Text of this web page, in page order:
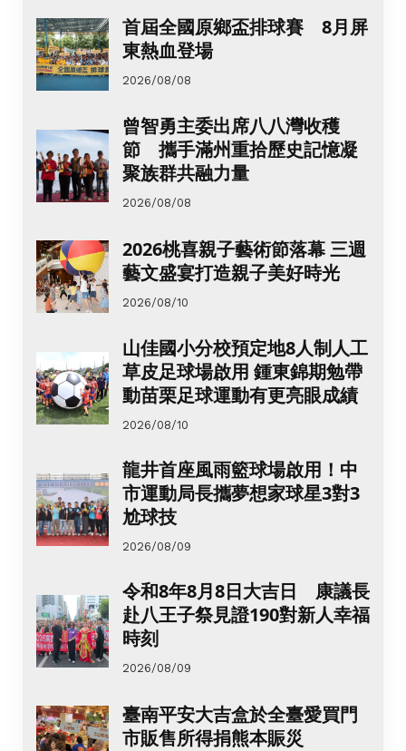
首屆全國原鄉盃排球賽 8月屏
東熱血登場
2026/08/08
曾智勇主委出席八八灣收穫
節 攜手滿州重拾歷史記憶凝
聚族群共融力量
2026/08/08
2026桃喜親子藝術節落幕 三週
藝文盛宴打造親子美好時光
2026/08/10
山佳國小分校預定地8人制人工
草皮足球場啟用 鍾東錦期勉帶
動苗栗足球運動有更亮眼成績
2026/08/10
龍井首座風雨籃球場啟用！中
市運動局長攜夢想家球星3對3
尬球技
2026/08/09
令和8年8月8日大吉日 康議長
赴八王子祭見證190對新人幸福
時刻
2026/08/09
臺南平安大吉盒於全臺愛買門
市販售所得捐熊本賑災